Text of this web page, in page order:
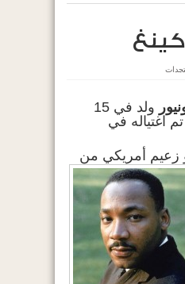
كينغ
ولد في 15
تم اغتياله في
زعيم أمريكي من